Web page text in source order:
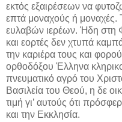
εκτός εξαιρέσεων να
επτά μοναχούς ή μοναχές.
ευλαβών ιερέων. Ήδη στη
και εορτές δεν χτυπά
την καριέρα τους και
ορθοδόξου Έλληνα
πνευματικό αγρό του
Βασιλεία του Θεού, η δε
τιμή γι’ αυτούς ότι
και την Εκκλησία.